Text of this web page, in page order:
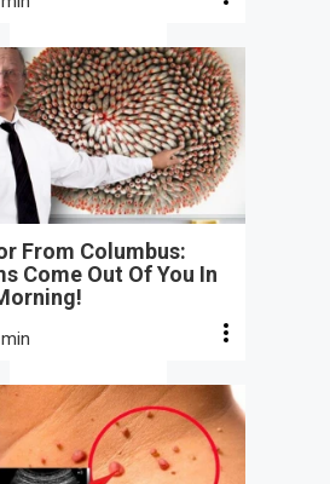
From Columbus:
Come Out Of You In